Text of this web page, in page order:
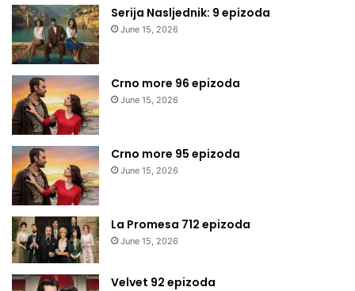
Serija Nasljednik: 9 epizoda
June 15, 2026
Crno more 96 epizoda
June 15, 2026
Crno more 95 epizoda
June 15, 2026
La Promesa 712 epizoda
June 15, 2026
Velvet 92 epizoda